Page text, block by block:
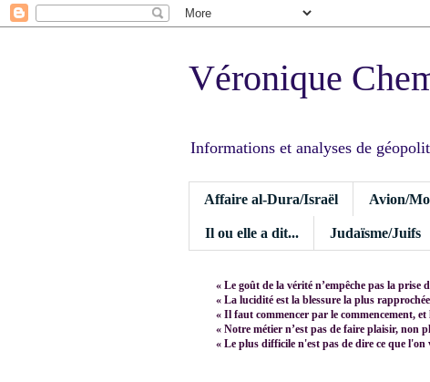
Véronique
Informations et analyses de
Affaire al-Dura/Israël Avion/
Il ou elle a dit... Judaïsme/Juifs
« Le goût de la vérité n’empêche pas la
« La lucidité est la blessure la plus
« Il faut commencer par le commencement,
« Notre métier n’est pas de faire plaisir,
« Le plus difficile n'est pas de dire ce que